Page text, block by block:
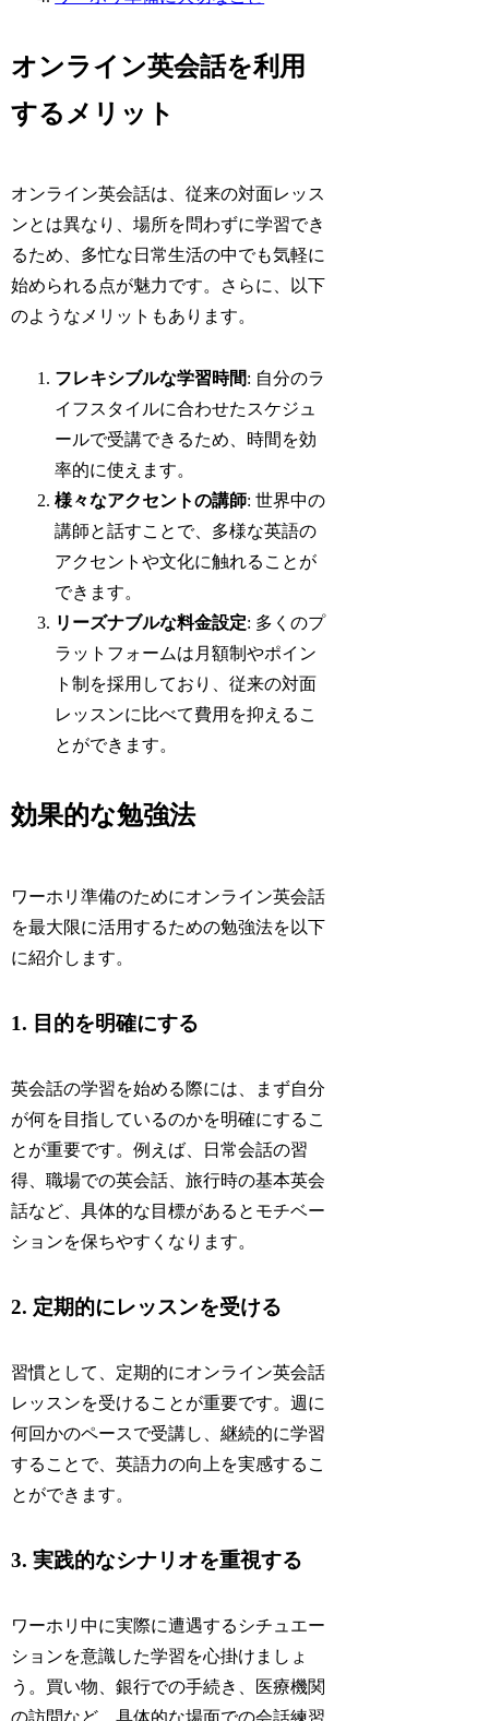
オンライン英会話を利用
するメリット
オンライン英会話は、従来の対面レッス
ンとは異なり、場所を問わずに学習でき
るため、多忙な日常生活の中でも気軽に
始められる点が魅力です。さらに、以下
のようなメリットもあります。
フレキシブルな学習時間: 自分のラ
イフスタイルに合わせたスケジュ
ールで受講できるため、時間を効
率的に使えます。
様々なアクセントの講師: 世界中の
講師と話すことで、多様な英語の
アクセントや文化に触れることが
できます。
リーズナブルな料金設定: 多くのプ
ラットフォームは月額制やポイン
ト制を採用しており、従来の対面
レッスンに比べて費用を抑えるこ
とができます。
効果的な勉強法
ワーホリ準備のためにオンライン英会話
を最大限に活用するための勉強法を以下
に紹介します。
1. 目的を明確にする
英会話の学習を始める際には、まず自分
が何を目指しているのかを明確にするこ
とが重要です。例えば、日常会話の習
得、職場での英会話、旅行時の基本英会
話など、具体的な目標があるとモチベー
ションを保ちやすくなります。
2. 定期的にレッスンを受ける
習慣として、定期的にオンライン英会話
レッスンを受けることが重要です。週に
何回かのペースで受講し、継続的に学習
することで、英語力の向上を実感するこ
とができます。
3. 実践的なシナリオを重視する
ワーホリ中に実際に遭遇するシチュエー
ションを意識した学習を心掛けましょ
う。買い物、銀行での手続き、医療機関